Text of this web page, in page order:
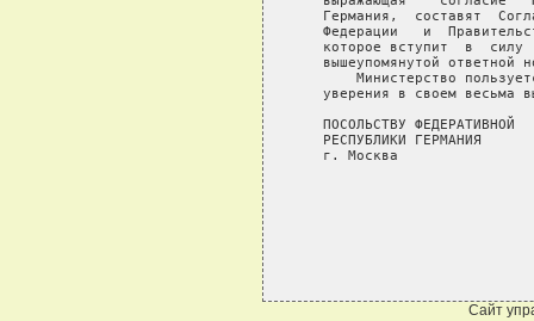
Германия,  составят
Федерации   и
которое вступит  в  силу
вышеупомянутой ответной
Министерство
уверения в своем весьма
   ПОСОЛЬСТВУ ФЕДЕРАТИВНОЙ
   РЕСПУБЛИКИ ГЕРМАНИЯ
   г. Москва
Сайт